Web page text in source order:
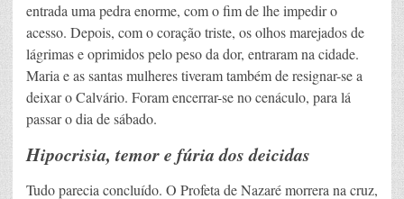
entrada uma pedra enorme, com o fim de lhe impedir o
acesso. Depois, com o coração triste, os olhos marejados de
lágrimas e oprimidos pelo peso da dor, entraram na cidade.
Maria e as santas mulheres tiveram também de resignar-se a
deixar o Calvário. Foram encerrar-se no cenáculo, para lá
passar o dia de sábado.
Hipocrisia, temor e fúria dos deicidas
Tudo parecia concluído. O Profeta de Nazaré morrera na cruz,